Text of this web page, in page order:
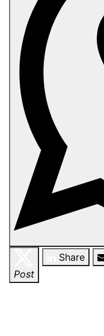
Post
Share